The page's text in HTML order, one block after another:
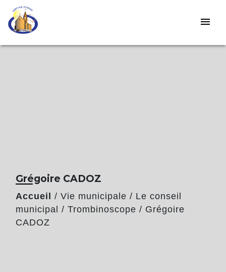
menu
Grégoire CADOZ
Accueil / Vie municipale / Le conseil
municipal / Trombinoscope / Grégoire
CADOZ